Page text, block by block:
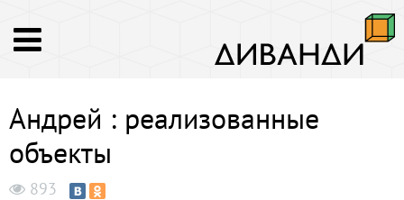
Андрей : реализованные
объекты
893